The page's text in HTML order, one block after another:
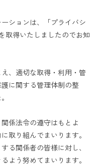
ションは、「プライバシ
取得いたしましたのでお知
、適切な取得・利用・管
に関する管理体制の整
係法令の遵守はもとよ
取り組んでまいります。
る関係者の皆様に対し、
よう努めてまいります。